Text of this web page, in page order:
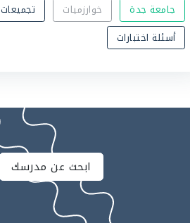
جامعة جدة خوارزميات
تجميعات
أسئلة اختبارات
ابحث عن مدرسك